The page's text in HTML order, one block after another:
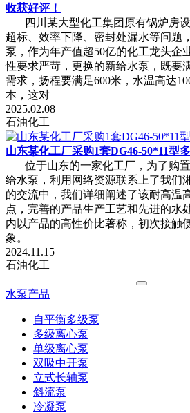
收获好评！
四川某大型化工集团原有锅炉房设
超标、效率下降、密封处漏水等问题
泵，作为年产值超50亿的化工龙头企
性要求严苛，更换的新给水泵，既要
需求，扬程要满足600米，水温高达
本，这对
2025.02.08
石油化工
山东某化工厂采购1套DG46-50*11型
位于山东的一家化工厂，为了购置
给水泵，利用网络资源联系上了我们
的交流中，我们详细阐述了该耐高温
点，完善的产品生产工艺和先进的水
内以产品的高性价比著称，初次接触
象。
2024.11.15
石油化工
水泵产品
自平衡多级泵
多级离心泵
单级离心泵
双吸中开泵
立式长轴泵
斜流泵
冷凝泵